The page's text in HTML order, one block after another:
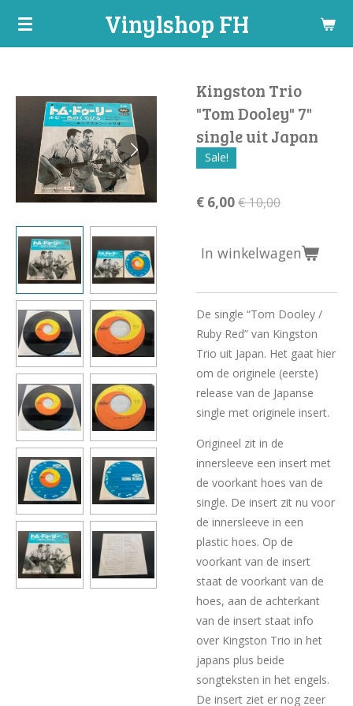
Ga
hoofdinhoud
Vinylshop FH
Kingston Trio
"Tom Dooley" 7"
single uit Japan
Sale!
€ 6,00€ 10,00
In winkelwagen
De single “Tom Dooley /
Ruby Red” van Kingston
Trio uit Japan. Het gaat hier
om de originele (eerste)
release van de Japanse
single met originele insert.
Origineel zit in de
innersleeve een insert met
de voorkant hoes van de
single. De insert zit nu voor
de innersleeve in een
plastic hoes. Op de
voorkant van de insert
staat de voorkant van de
hoes, aan de achterkant
van de insert staat info
over Kingston Trio in het
japans plus beide
songteksten in het engels.
De insert ziet er nog zeer